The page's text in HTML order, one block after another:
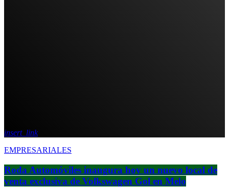
insert_link
EMPRESARIALES
Roda Automóviles inaugura hoy un nuevo local de
venta exclusiva de Volkswagen Gol en Melo